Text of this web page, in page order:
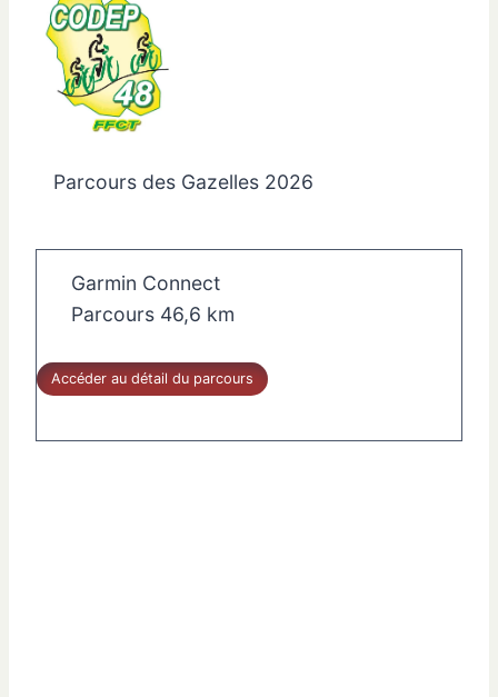
Parcours des Gazelles 2026
Garmin Connect
Parcours 46,6 km
Accéder au détail du parcours